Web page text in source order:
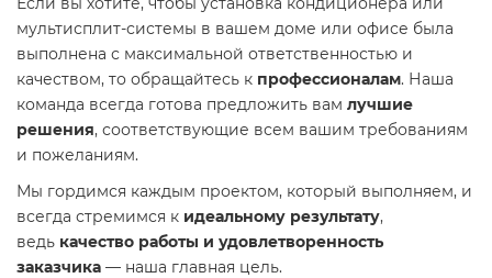
мультисплит-системы в вашем доме или офисе была
выполнена с максимальной ответственностью и
качеством, то обращайтесь к профессионалам. Наша
команда всегда готова предложить вам лучшие
решения, соответствующие всем вашим требованиям
и пожеланиям.
Мы гордимся каждым проектом, который выполняем, и
всегда стремимся к идеальному результату,
ведь качество работы и удовлетворенность
заказчика — наша главная цель.